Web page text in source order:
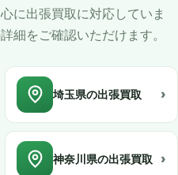
に出張買取に対応していま
細をご確認いただけます。
埼玉県の出張買取 ›
神奈川県の出張買取 ›